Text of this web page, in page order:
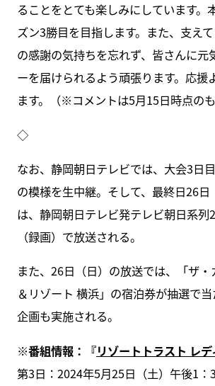
ることをとても楽しみにしています。
ズン3勝目を目指します。また、支え
の感謝の気持ちを忘れず、皆さんに元
ーを届けられるよう頑張ります。応援
ます。（※コメントは5月15日時点のも
◇
なお、静岡朝日テレビでは、大会3日目
の模様を生中継。そして、最終日26日
は、静岡朝日テレビ発テレビ朝日系列
（録画）で放送される。
また、26日（日）の放送では、「ザ
＆リゾート 横浜」の宿泊券が抽選で
企画も実施される。
※番組情報：『リゾートトラスト レデ
第3日：2024年5月25日（土）午後1：